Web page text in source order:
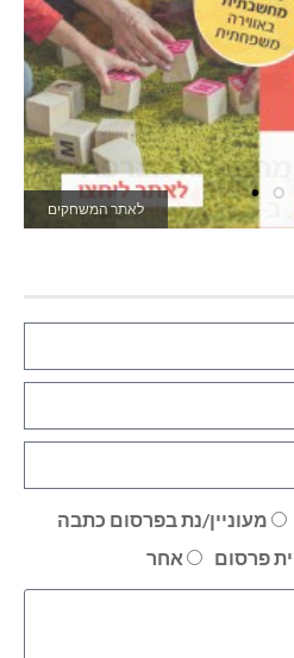
לאתר המשחקים
מעוניין/נת בפרסום כתבה
פרסום
אחר